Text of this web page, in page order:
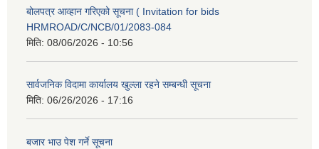
बोलपत्र आव्हान गरिएको सूचना ( Invitation for bids
HRMROAD/C/NCB/01/2083-084
मिति: 08/06/2026 - 10:56
सार्वजनिक विदामा कार्यालय खुल्ला रहने सम्बन्धी सूचना
मिति: 06/26/2026 - 17:16
बजार भाउ पेश गर्ने सूचना